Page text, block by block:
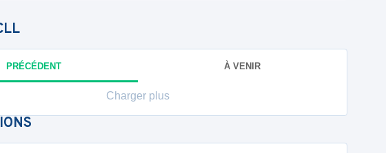
PRÉCÉDENT À VENIR
Charger plus